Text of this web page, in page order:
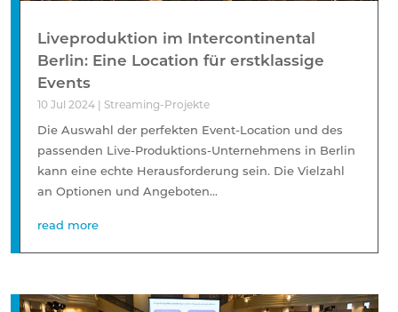
Liveproduktion im Intercontinental
Berlin: Eine Location für erstklassige
Events
10 Jul 2024 | Streaming-Projekte
Die Auswahl der perfekten Event-Location und des
passenden Live-Produktions-Unternehmens in Berlin
kann eine echte Herausforderung sein. Die Vielzahl
an Optionen und Angeboten...
read more